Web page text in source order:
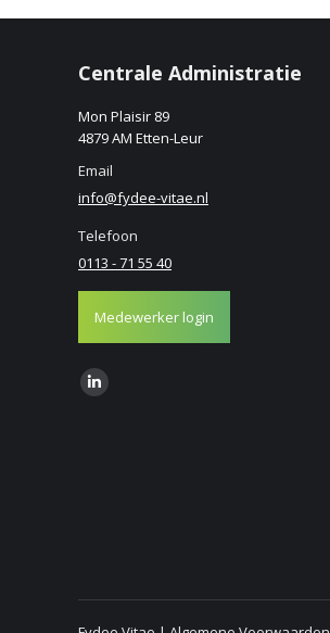
Centrale Administratie
Mon Plaisir 89
4879 AM Etten-Leur
Email
info@fydee-vitae.nl
Telefoon
0113 - 71 55 40
Medewerker login
Find us on:
Linkedin